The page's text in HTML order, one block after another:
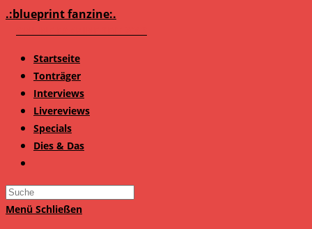
Zum
.:blueprint fanzine:.
Startseite
Tonträger
Interviews
Livereviews
Specials
Dies & Das
Search
this
Menü Schließen